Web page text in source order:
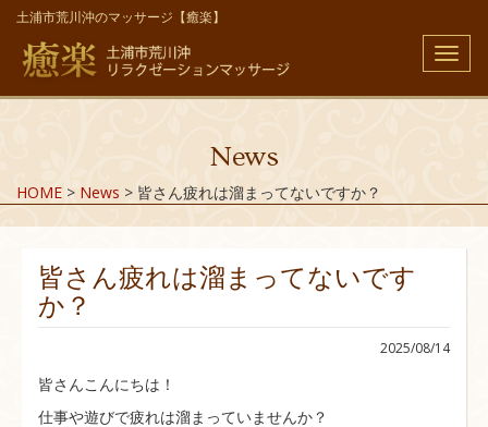
土浦市荒川沖のマッサージ【癒楽】
メ
ニ
ュ
News
HOME > News > 皆さん疲れは溜まってないですか？
皆さん疲れは溜まってないです
か？
2025/08/14
皆さんこんにちは！
仕事や遊びで疲れは溜まっていませんか？